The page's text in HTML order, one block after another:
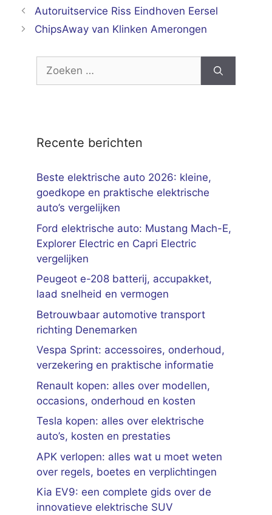
Autoruitservice Riss Eindhoven Eersel
ChipsAway van Klinken Amerongen
Zoek
Recente berichten
Beste elektrische auto 2026: kleine,
goedkope en praktische elektrische
auto’s vergelijken
Ford elektrische auto: Mustang Mach-E,
Explorer Electric en Capri Electric
vergelijken
Peugeot e-208 batterij, accupakket,
laad snelheid en vermogen
Betrouwbaar automotive transport
richting Denemarken
Vespa Sprint: accessoires, onderhoud,
verzekering en praktische informatie
Renault kopen: alles over modellen,
occasions, onderhoud en kosten
Tesla kopen: alles over elektrische
auto’s, kosten en prestaties
APK verlopen: alles wat u moet weten
over regels, boetes en verplichtingen
Kia EV9: een complete gids over de
innovatieve elektrische SUV